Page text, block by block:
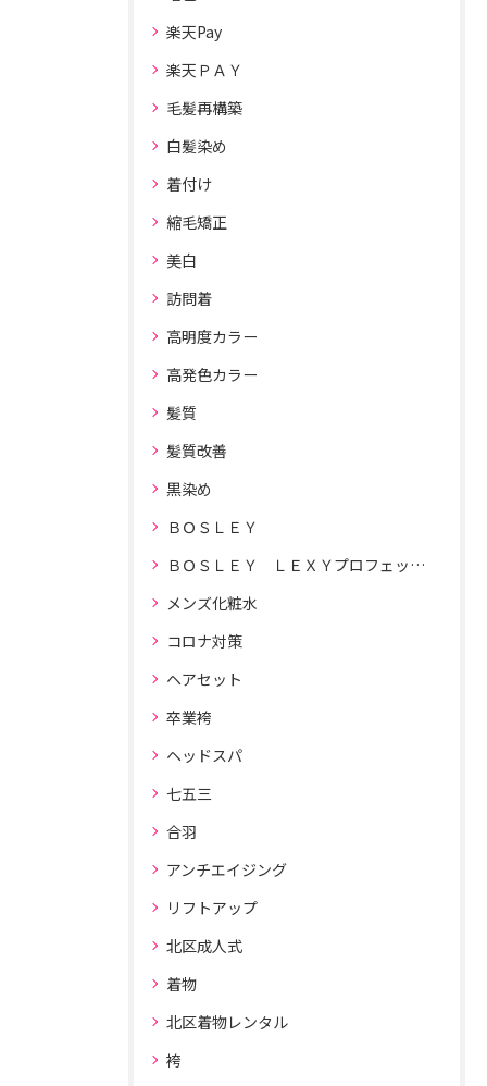
楽天Pay
楽天ＰＡＹ
毛髪再構築
白髪染め
着付け
縮毛矯正
美白
訪問着
高明度カラー
高発色カラー
髪質
髪質改善
黒染め
ＢＯＳＬＥＹ
ＢＯＳＬＥＹ ＬＥＸＹプロフェッショナルドライヤー
メンズ化粧水
コロナ対策
ヘアセット
卒業袴
ヘッドスパ
七五三
合羽
アンチエイジング
リフトアップ
北区成人式
着物
北区着物レンタル
袴